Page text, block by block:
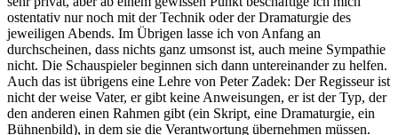
ostentativ nur noch mit der Technik oder der Dramaturgie des
jeweiligen Abends. Im Übrigen lasse ich von Anfang an
durchscheinen, dass nichts ganz umsonst ist, auch meine Sympathie
nicht. Die Schauspieler beginnen sich dann untereinander zu helfen.
Auch das ist übrigens eine Lehre von Peter Zadek: Der Regisseur ist
nicht der weise Vater, er gibt keine Anweisungen, er ist der Typ, der
den anderen einen Rahmen gibt (ein Skript, eine Dramaturgie, ein
Bühnenbild), in dem sie die Verantwortung übernehmen müssen.